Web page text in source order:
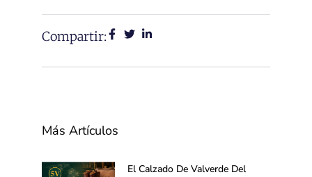
Compartir:
Más Artículos
El Calzado De Valverde Del